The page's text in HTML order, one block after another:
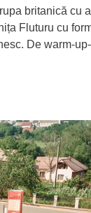
britanică cu
Fluturu cu
De warm-